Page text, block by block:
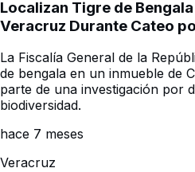
Localizan Tigre de
Veracruz Durante Cateo
La Fiscalía General de la
de bengala en un inmueble de
parte de una investigación por
biodiversidad.
hace 7 meses
Veracruz